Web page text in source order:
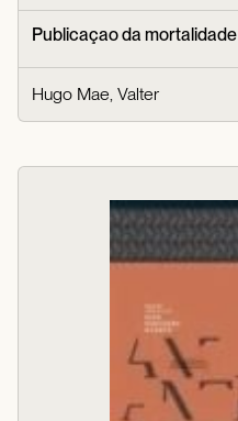
Publicaçao da mortalidade
Hugo Mae, Valter